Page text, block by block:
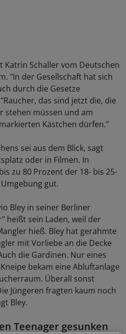
Katrin Schaller vom Deutschen
"In der Gesellschaft hat sich
durch die Gesetze
das sind jetzt die, die
stehen müssen und am
Kästchen dürfen."
sei aus dem Blick, sagt
oder in Filmen. In
zu 80 Prozent der 18- bis 25-
gut.
Bley in seiner Berliner
heißt sein Laden, weil der
hieß. Bley hat gerahmte
mit Vorliebe an die Decke
die Gardinen. Nur eines
bekam eine Abluftanlage
Überall sonst
Jüngeren fragten kaum noch
Bley.
Teenager gesunken